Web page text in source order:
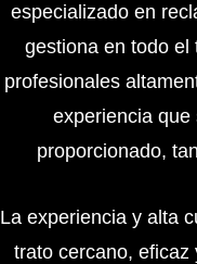
especializado en
gestiona en todo el
profesionales
experiencia que
proporcionado,
La experiencia y alta
trato cercano, eficaz